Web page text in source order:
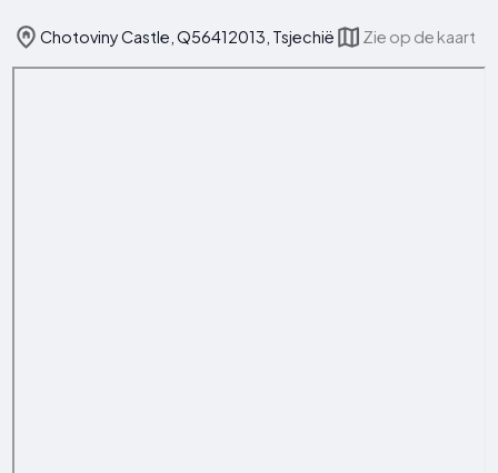
Chotoviny Castle, Q56412013, Tsjechië Zie op de kaart